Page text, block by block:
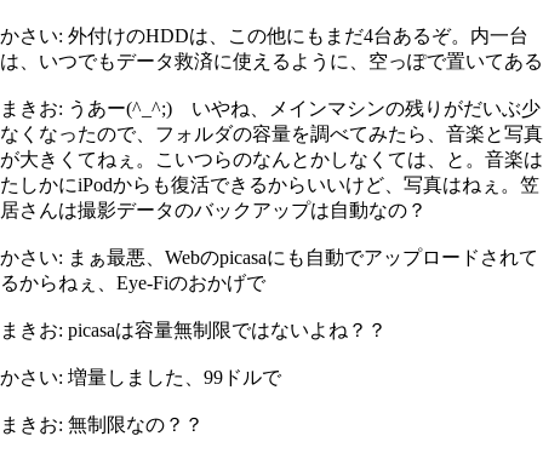
かさい: 外付けのHDDは、この他にもまだ4台あるぞ。内一台
は、いつでもデータ救済に使えるように、空っぽで置いてある
まきお: うあー(^_^;) いやね、メインマシンの残りがだいぶ少
なくなったので、フォルダの容量を調べてみたら、音楽と写真
が大きくてねぇ。こいつらのなんとかしなくては、と。音楽は
たしかにiPodからも復活できるからいいけど、写真はねぇ。笠
居さんは撮影データのバックアップは自動なの？
かさい: まぁ最悪、Webのpicasaにも自動でアップロードされて
るからねぇ、Eye-Fiのおかげで
まきお: picasaは容量無制限ではないよね？？
かさい: 増量しました、99ドルで
まきお: 無制限なの？？